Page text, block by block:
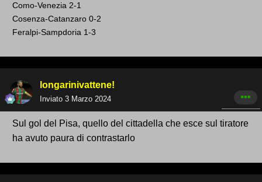
Como-Venezia 2-1
Cosenza-Catanzaro 0-2
Feralpi-Sampdoria 1-3
longarinivattene!
Inviato 3 Marzo 2024
Sul gol del Pisa, quello del cittadella che esce sul tiratore
ha avuto paura di contrastarlo